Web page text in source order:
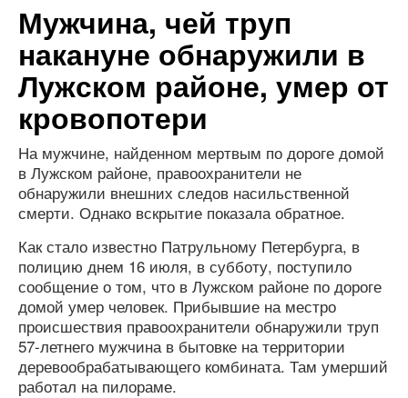
Мужчина, чей труп
накануне обнаружили в
Лужском районе, умер от
кровопотери
На мужчине, найденном мертвым по дороге домой
в Лужском районе, правоохранители не
обнаружили внешних следов насильственной
смерти. Однако вскрытие показала обратное.
Как стало известно Патрульному Петербурга, в
полицию днем 16 июля, в субботу, поступило
сообщение о том, что в Лужском районе по дороге
домой умер человек. Прибывшие на местро
происшествия правоохранители обнаружили труп
57-летнего мужчина в бытовке на территории
деревообрабатывающего комбината. Там умерший
работал на пилораме.